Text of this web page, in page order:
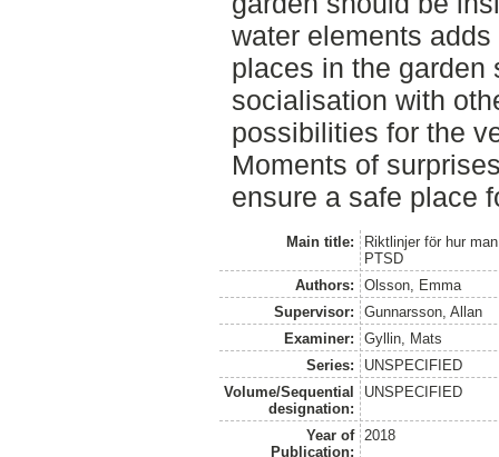
water elements
places in the garden
socialisation with
possibilities for the
Moments of
ensure a safe place
Main title:
Riktlinjer för hur
PTSD
Authors:
Olsson, Emma
Supervisor:
Gunnarsson, Allan
Examiner:
Gyllin, Mats
Series:
UNSPECIFIED
Volume/Sequential
designation:
UNSPECIFIED
Year of
Publication:
2018